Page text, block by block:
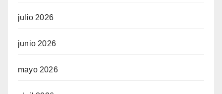
julio 2026
junio 2026
mayo 2026